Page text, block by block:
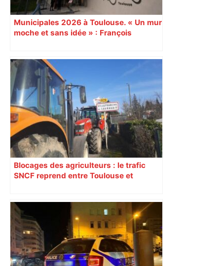
Municipales 2026 à Toulouse. « Un mur
moche et sans idée » : François
Augustins
Blocages des agriculteurs : le trafic
SNCF reprend entre Toulouse et